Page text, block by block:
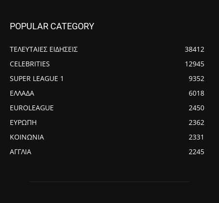
POPULAR CATEGORY
ΤΕΛΕΥΤΑΙΕΣ ΕΙΔΗΣΕΙΣ
38412
CELEBRITIES
12945
SUPER LEAGUE 1
9352
ΕΛΛΑΔΑ
6018
EUROLEAGUE
2450
ΕΥΡΩΠΗ
2362
ΚΟΙΝΩΝΙΑ
2331
ΑΓΓΛΙΑ
2245